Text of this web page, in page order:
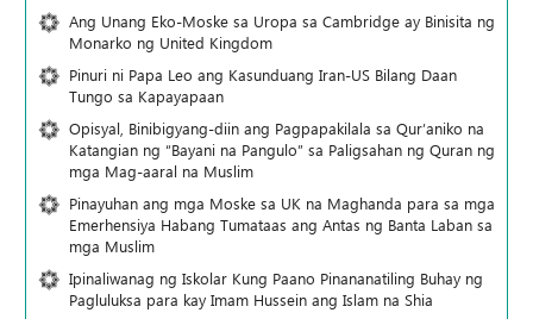
Ang Unang Eko-Moske sa Uropa sa Cambridge ay Binisita ng
Monarko ng United Kingdom
Pinuri ni Papa Leo ang Kasunduang Iran-US Bilang Daan
Tungo sa Kapayapaan
Opisyal, Binibigyang-diin ang Pagpapakilala sa Qur’aniko na
Katangian ng “Bayani na Pangulo” sa Paligsahan ng Quran ng
mga Mag-aaral na Muslim
Pinayuhan ang mga Moske sa UK na Maghanda para sa mga
Emerhensiya Habang Tumataas ang Antas ng Banta Laban sa
mga Muslim
Ipinaliwanag ng Iskolar Kung Paano Pinananatiling Buhay ng
Pagluluksa para kay Imam Hussein ang Islam na Shia